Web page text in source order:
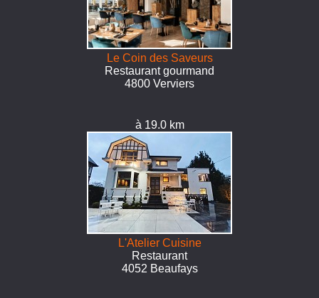
Le Coin des Saveurs
Restaurant gourmand
4800 Verviers
à 19.0 km
L'Atelier Cuisine
Restaurant
4052 Beaufays